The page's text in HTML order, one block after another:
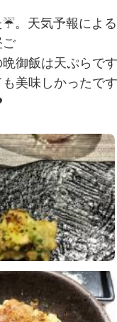
。天気予報によ
ご
御飯は天ぷらで
美味しかったで